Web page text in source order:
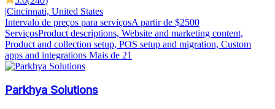
|Cincinnati, United States
Intervalo de preços para serviçosA partir de $2500
ServiçosProduct descriptions, Website and marketing content,
Product and collection setup, POS setup and migration, Custom
apps and integrations Mais de 21
Parkhya Solutions